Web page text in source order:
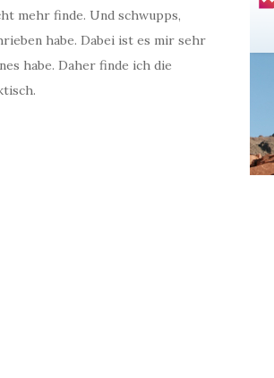
mehr finde. Und schwupps,
habe. Dabei ist es mir sehr
habe. Daher finde ich die